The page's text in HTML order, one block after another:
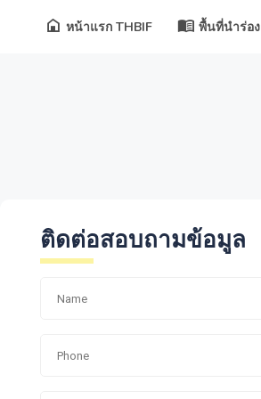
หน้าแรก THBIF พื้นที่นำร่อง
ติดต่อสอบถามข้อมูล